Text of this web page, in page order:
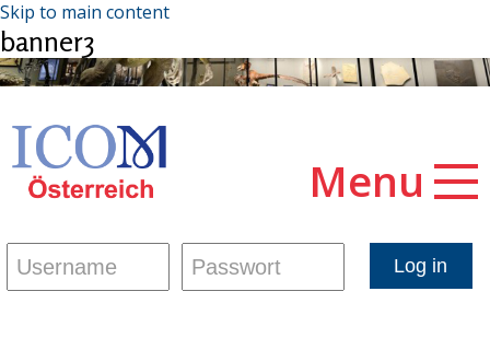
Skip to main content
banner3
Menu